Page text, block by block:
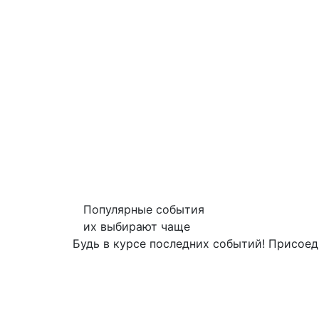
Популярные события
их выбирают чаще
Будь в курсе последних событий!